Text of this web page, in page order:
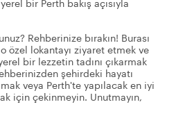
bir Perth bakış açısıyla
Rehberinize bırakın! Burası
özel lokantayı ziyaret etmek ve
bir lezzetin tadını çıkarmak
şehirdeki hayatı
veya Perth'te yapılacak en iyi
için çekinmeyin. Unutmayın,